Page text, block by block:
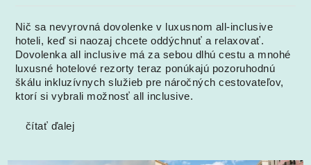
Nič sa nevyrovná dovolenke v luxusnom all-inclusive
hoteli, keď si naozaj chcete oddýchnuť a relaxovať.
Dovolenka all inclusive má za sebou dlhú cestu a mnohé
luxusné hotelové rezorty teraz ponúkajú pozoruhodnú
škálu inkluzívnych služieb pre náročných cestovateľov,
ktorí si vybrali možnosť all inclusive.
čítať ďalej